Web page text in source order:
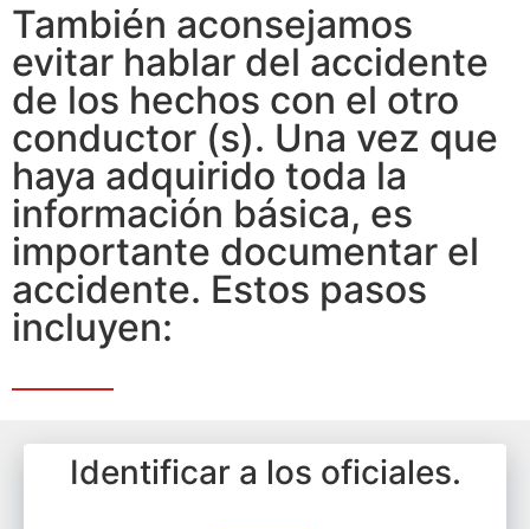
También aconsejamos
evitar hablar del accidente
de los hechos con el otro
conductor (s). Una vez que
haya adquirido toda la
información básica, es
importante documentar el
accidente. Estos pasos
incluyen:
Identificar a los oficiales.